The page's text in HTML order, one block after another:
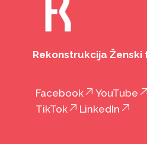
Rekonstrukcija Ženski
Facebook YouTube
TikTok
LinkedIn